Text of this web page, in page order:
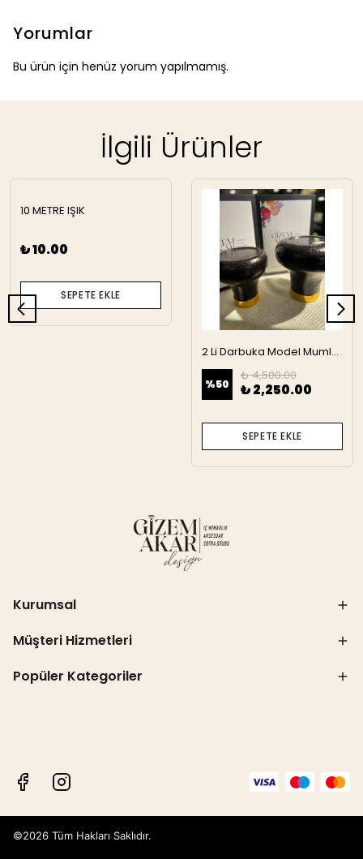
Yorumlar
Bu ürün için henüz yorum yapılmamış.
İlgili Ürünler
10 METRE IŞIK
₺ 10.00
SEPETE EKLE
2 Li Darbuka Model Mumluk
%50
₺ 4,500.00
₺ 2,250.00
SEPETE EKLE
Kurumsal
Müşteri Hizmetleri
Popüler Kategoriler
©2026 Tüm Hakları Saklıdır.